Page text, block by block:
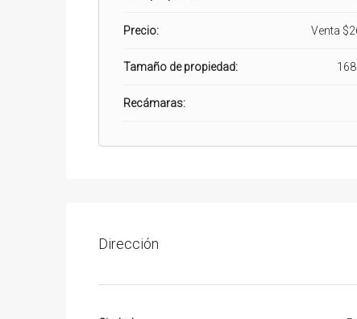
Precio: Venta
Tamaño de propiedad:
Recámaras:
Dirección